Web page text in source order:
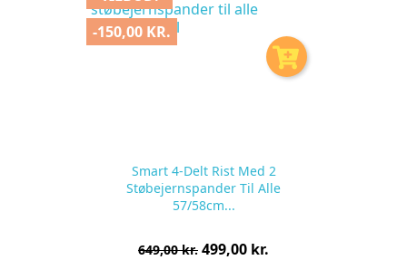
Smart 4-Delt Rist Med 2
Støbejernspander Til Alle
57/58cm...
Normalpris
649,00 kr. Pris
499,00 kr.
-150,00 KR.